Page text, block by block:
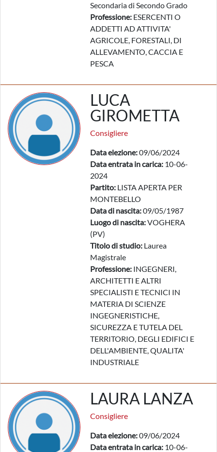
Secondaria di Secondo Grado
Professione: ESERCENTI O
ADDETTI AD ATTIVITA'
AGRICOLE, FORESTALI, DI
ALLEVAMENTO, CACCIA E
PESCA
LUCA
GIROMETTA
Consigliere
Data elezione:09/06/2024
Data entrata in carica: 10-06-
2024
Partito: LISTA APERTA PER
MONTEBELLO
Data di nascita:09/05/1987
Luogo di nascita:VOGHERA
(PV)
Titolo di studio: Laurea
Magistrale
Professione: INGEGNERI,
ARCHITETTI E ALTRI
SPECIALISTI E TECNICI IN
MATERIA DI SCIENZE
INGEGNERISTICHE,
SICUREZZA E TUTELA DEL
TERRITORIO, DEGLI EDIFICI E
DELL'AMBIENTE, QUALITA'
INDUSTRIALE
LAURA LANZA
Consigliere
Data elezione:09/06/2024
Data entrata in carica: 10-06-